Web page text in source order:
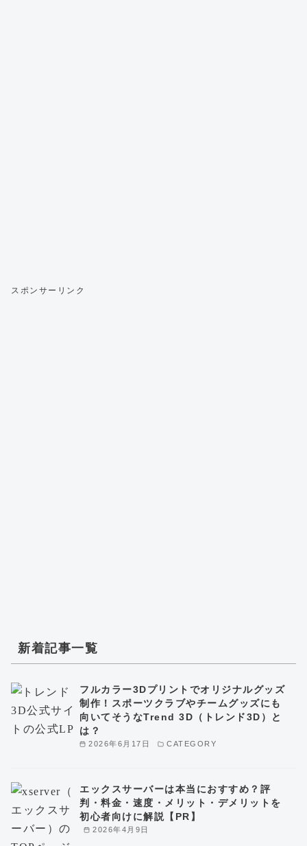
スポンサーリンク
新着記事一覧
2026年6月17日 CATEGORY
フルカラー3Dプリントでオリジナルグッズ
制作！スポーツクラブやチームグッズにも
向いてそうなTrend 3D（トレンド3D）と
は？
2026年4月9日
エックスサーバーは本当におすすめ？評
判・料金・速度・メリット・デメリットを
初心者向けに解説【PR】